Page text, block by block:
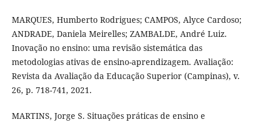
MARQUES, Humberto Rodrigues; CAMPOS, Alyce Cardoso;
ANDRADE, Daniela Meirelles; ZAMBALDE, André Luiz.
Inovação no ensino: uma revisão sistemática das
metodologias ativas de ensino-aprendizagem. Avaliação:
Revista da Avaliação da Educação Superior (Campinas), v.
26, p. 718-741, 2021.
MARTINS, Jorge S. Situações práticas de ensino e